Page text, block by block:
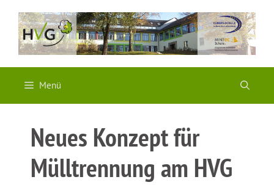
Inhalt
springen
Menü
Neues Konzept für
Mülltrennung am HVG